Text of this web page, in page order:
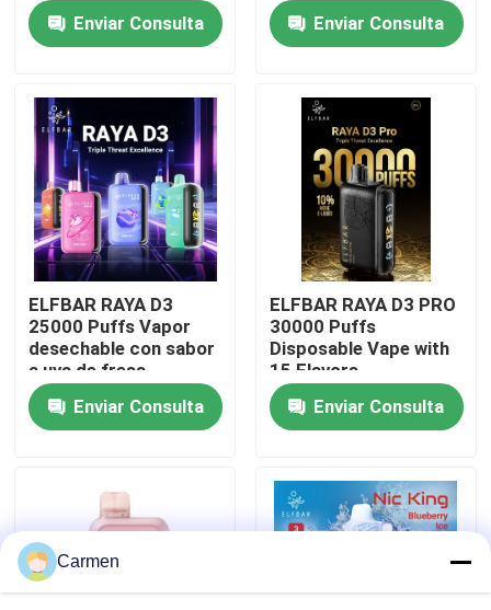
Productos
Videos
Sobre nosotros
Visita a la fábrica
Control de Calidad
Contacto
Vozol Vape
ELFBAR Vape
Enviar Consulta
Enviar Consulta
ELFBAR RAYA D3
25000 Puffs Vapor
desechable con sabor
a uva de fresa
Enviar Consulta
ELFBAR RAYA D3 PRO
30000 Puffs
Disposable Vape with
15 Flavors
Enviar Consulta
Carmen